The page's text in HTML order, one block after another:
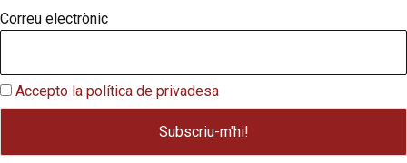
Correu electrònic
Accepto la política de privadesa